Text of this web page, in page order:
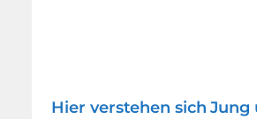
Hier verstehen sich Jung